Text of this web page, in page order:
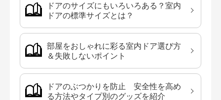
ドアのサイズにもいろいろある？室内
ドアの標準サイズとは？
部屋をおしゃれに彩る室内ドア選び方
＆失敗しないポイント
ドアのぶつかりを防止 安全性を高め
る方法やタイプ別のグッズを紹介